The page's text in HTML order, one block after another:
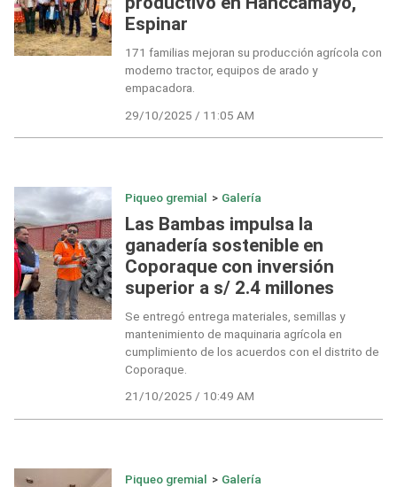
Espinar
171 familias mejoran su producción agrícola con
moderno tractor, equipos de arado y
empacadora.
29/10/2025 / 11:05 AM
Piqueo gremial > Galería
Las Bambas impulsa la
ganadería sostenible en
Coporaque con inversión
superior a s/ 2.4 millones
Se entregó entrega materiales, semillas y
mantenimiento de maquinaria agrícola en
cumplimiento de los acuerdos con el distrito de
Coporaque.
21/10/2025 / 10:49 AM
Piqueo gremial > Galería